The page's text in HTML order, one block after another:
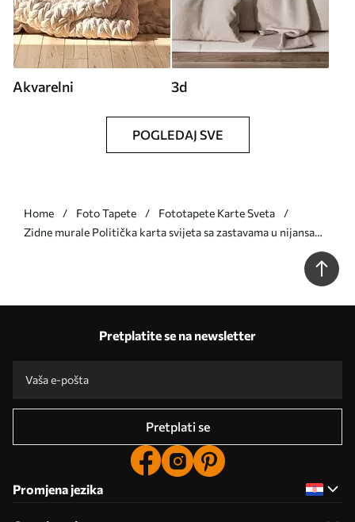
Akvarelni 3d
POGLEDAJ SVE
Home Foto Tapete
Fototapete Karte Sveta
Zidne murale Politička karta svijeta sa zastavama u nijansama
Pretplatite se na newsletter
Pretplati se
Promjena jezika